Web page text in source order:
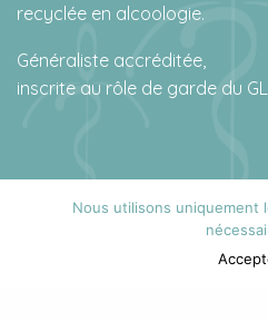
recyclée en alcoologie.
Généraliste accréditée,
inscrite au rôle de garde du
Rue Gustave Thiriart 109
Nous utilisons uniquement